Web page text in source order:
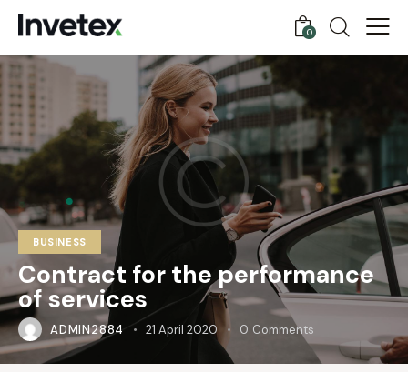
0
BUSINESS
Contract for the performance
of services
ADMIN2884 21 April 2020 0 Comments